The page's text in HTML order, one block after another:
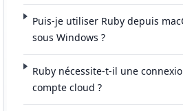
Puis-je utiliser Ruby depuis
sous Windows ?
Ruby nécessite-t-il une
compte cloud ?